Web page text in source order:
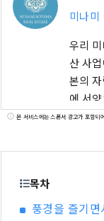
미나미
우리
산 사
본의
에 서
본술이
본 서비스에는 스폰서 광고가 포함되
목차
풍경을 즐기